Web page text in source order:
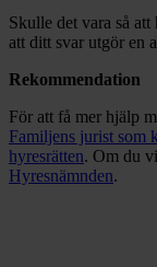
Skulle det vara så
att ditt svar utgör en
Rekommendation
För att få mer hjälp
Familjens jurist som
hyresrätten. Om du
Hyresnämnden.